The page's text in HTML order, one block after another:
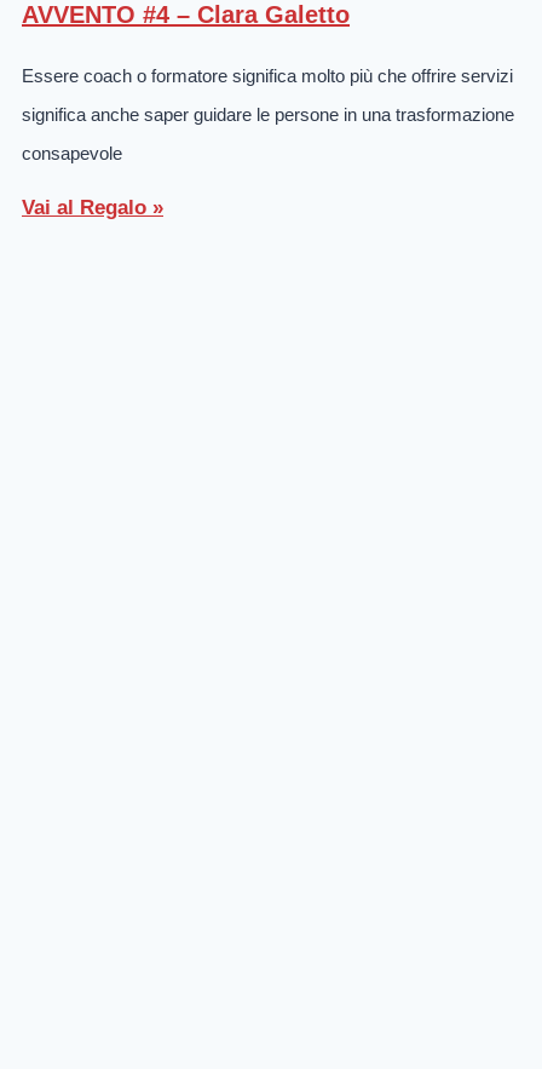
AVVENTO #4 – Clara Galetto
Essere coach o formatore significa molto più che offrire servizi
significa anche saper guidare le persone in una trasformazione
consapevole
Vai al Regalo »